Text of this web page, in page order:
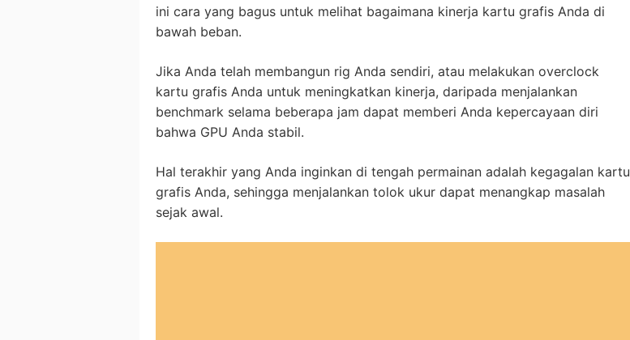
ini cara yang bagus untuk melihat bagaimana kinerja kartu grafis Anda di
bawah beban.
Jika Anda telah membangun rig Anda sendiri, atau melakukan overclock
kartu grafis Anda untuk meningkatkan kinerja, daripada menjalankan
benchmark selama beberapa jam dapat memberi Anda kepercayaan diri
bahwa GPU Anda stabil.
Hal terakhir yang Anda inginkan di tengah permainan adalah kegagalan kartu
grafis Anda, sehingga menjalankan tolok ukur dapat menangkap masalah
sejak awal.